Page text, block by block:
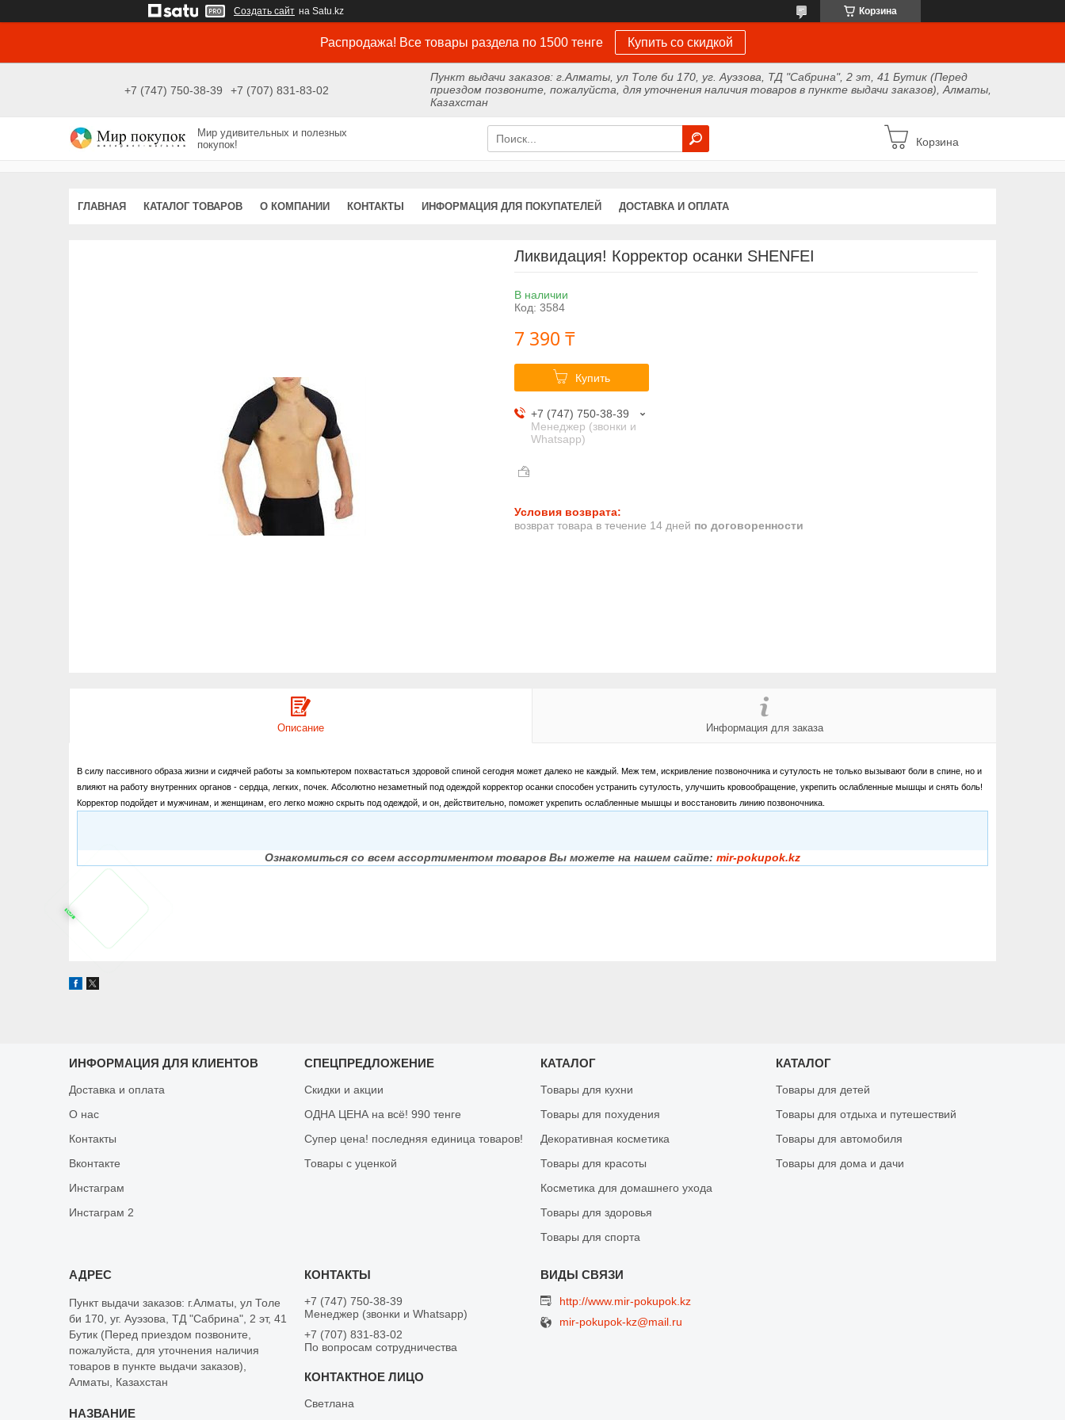
Создать сайт на Satu.kz Корзина
Распродажа! Все товары раздела по 1500 тенге Купить со скидкой
+7 (747) 750-38-39 +7 (707) 831-83-02
Пункт выдачи заказов: г.Алматы, ул Толе би 170, уг. Ауэзова, ТД "Сабрина", 2 эт, 41 Бутик (Перед
приездом позвоните, пожалуйста, для уточнения наличия товаров в пункте выдачи заказов), Алматы,
Казахстан
Мир удивительных и полезных
покупок!
Корзина
ГЛАВНАЯ КАТАЛОГ ТОВАРОВ О КОМПАНИИ КОНТАКТЫ ИНФОРМАЦИЯ ДЛЯ ПОКУПАТЕЛЕЙ ДОСТАВКА И ОПЛАТА
Ликвидация! Корректор осанки SHENFEI
В наличии
Код: 3584
7 390 ₸
Купить
+7 (747) 750-38-39
Менеджер (звонки и
Whatsapp)
возврат товара в течение 14 дней по договоренности
Описание Информация для заказа
В силу пассивного образа жизни и сидячей работы за компьютером похвастаться здоровой спиной сегодня может далеко не каждый. Меж тем, искривление позвоночника и сутулость не только вызывают боли в спине, но и
влияют на работу внутренних органов - сердца, легких, почек. Абсолютно незаметный под одеждой корректор осанки способен устранить сутулость, улучшить кровообращение, укрепить ослабленные мышцы и снять боль!
Корректор подойдет и мужчинам, и женщинам, его легко можно скрыть под одеждой, и он, действительно, поможет укрепить ослабленные мышцы и восстановить линию позвоночника.
Ознакомиться со всем ассортиментом товаров Вы можете на нашем сайте: mir-pokupok.kz
ИНФОРМАЦИЯ ДЛЯ КЛИЕНТОВ
Доставка и оплата
О нас
Контакты
Вконтакте
Инстаграм
Инстаграм 2
СПЕЦПРЕДЛОЖЕНИЕ
Скидки и акции
ОДНА ЦЕНА на всё! 990 тенге
Супер цена! последняя единица товаров!
Товары с уценкой
КАТАЛОГ
Товары для кухни
Товары для похудения
Декоративная косметика
Товары для красоты
Косметика для домашнего ухода
Товары для здоровья
Товары для спорта
КАТАЛОГ
Товары для детей
Товары для отдыха и путешествий
Товары для автомобиля
Товары для дома и дачи
Пункт выдачи заказов: г.Алматы, ул Толе
би 170, уг. Ауэзова, ТД "Сабрина", 2 эт, 41
Бутик (Перед приездом позвоните,
пожалуйста, для уточнения наличия
товаров в пункте выдачи заказов),
Алматы, Казахстан
+7 (747) 750-38-39
Менеджер (звонки и Whatsapp)
+7 (707) 831-83-02
По вопросам сотрудничества
Светлана
http://www.mir-pokupok.kz
mir-pokupok-kz@mail.ru